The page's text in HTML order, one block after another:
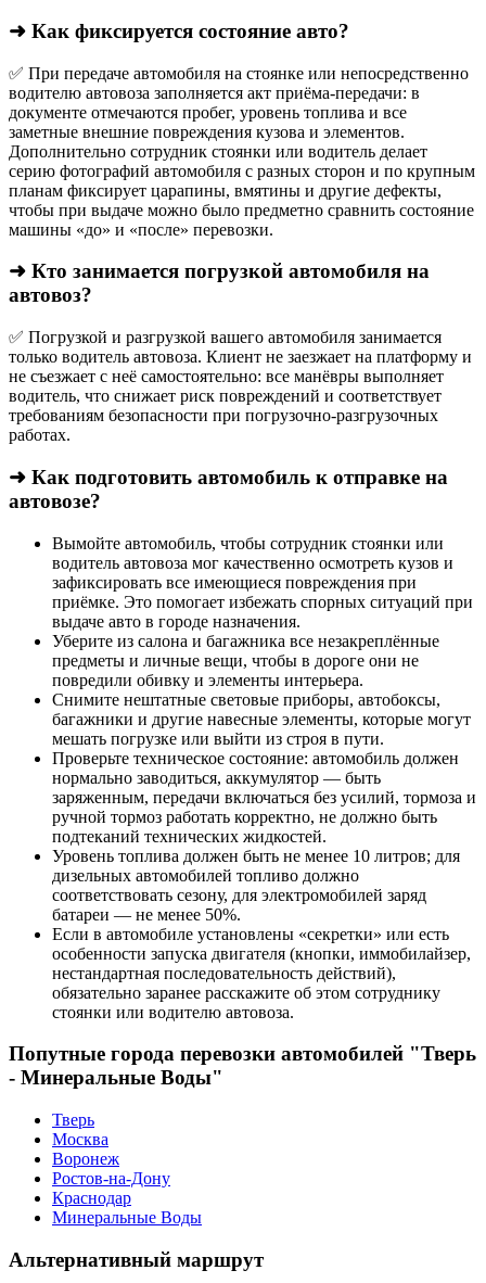
➜ Как фиксируется состояние авто?
✅ При передаче автомобиля на стоянке или непосредственно
водителю автовоза заполняется акт приёма-передачи: в
документе отмечаются пробег, уровень топлива и все
заметные внешние повреждения кузова и элементов.
Дополнительно сотрудник стоянки или водитель делает
серию фотографий автомобиля с разных сторон и по крупным
планам фиксирует царапины, вмятины и другие дефекты,
чтобы при выдаче можно было предметно сравнить состояние
машины «до» и «после» перевозки.
➜ Кто занимается погрузкой автомобиля на
автовоз?
✅ Погрузкой и разгрузкой вашего автомобиля занимается
только водитель автовоза. Клиент не заезжает на платформу и
не съезжает с неё самостоятельно: все манёвры выполняет
водитель, что снижает риск повреждений и соответствует
требованиям безопасности при погрузочно-разгрузочных
работах.
➜ Как подготовить автомобиль к отправке на
автовозе?
Вымойте автомобиль, чтобы сотрудник стоянки или
водитель автовоза мог качественно осмотреть кузов и
зафиксировать все имеющиеся повреждения при
приёмке. Это помогает избежать спорных ситуаций при
выдаче авто в городе назначения.
Уберите из салона и багажника все незакреплённые
предметы и личные вещи, чтобы в дороге они не
повредили обивку и элементы интерьера.
Снимите нештатные световые приборы, автобоксы,
багажники и другие навесные элементы, которые могут
мешать погрузке или выйти из строя в пути.
Проверьте техническое состояние: автомобиль должен
нормально заводиться, аккумулятор — быть
заряженным, передачи включаться без усилий, тормоза и
ручной тормоз работать корректно, не должно быть
подтеканий технических жидкостей.
Уровень топлива должен быть не менее 10 литров; для
дизельных автомобилей топливо должно
соответствовать сезону, для электромобилей заряд
батареи — не менее 50%.
Если в автомобиле установлены «секретки» или есть
особенности запуска двигателя (кнопки, иммобилайзер,
нестандартная последовательность действий),
обязательно заранее расскажите об этом сотруднику
стоянки или водителю автовоза.
Попутные города перевозки автомобилей "Тверь
- Минеральные Воды"
Тверь
Москва
Воронеж
Ростов-на-Дону
Краснодар
Минеральные Воды
Альтернативный маршрут